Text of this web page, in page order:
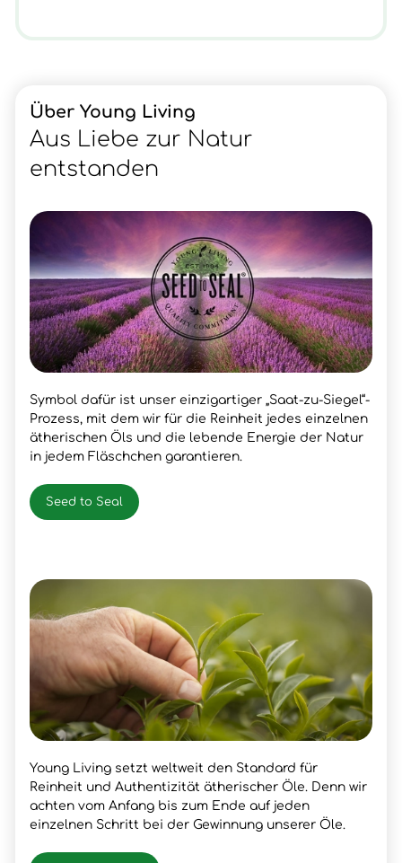
Über Young Living
Aus Liebe zur Natur
entstanden
Symbol dafür ist unser einzigartiger „Saat-zu-Siegel“-
Prozess, mit dem wir für die Reinheit jedes einzelnen
ätherischen Öls und die lebende Energie der Natur
in jedem Fläschchen garantieren.
Seed to Seal
Young Living setzt weltweit den Standard für
Reinheit und Authentizität ätherischer Öle. Denn wir
achten vom Anfang bis zum Ende auf jeden
einzelnen Schritt bei der Gewinnung unserer Öle.